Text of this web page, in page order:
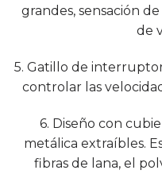
grandes, sensación
de
5. Gatillo de
controlar las
6. Diseño con
metálica extraíbles.
fibras de lana, el